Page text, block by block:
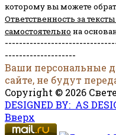
которому вы можете
Ответственность за
самостоятельно на
--------------------
Ваши персональные
сайте, не будут
Copyright © 2026
DESIGNED BY: AS
Вверх